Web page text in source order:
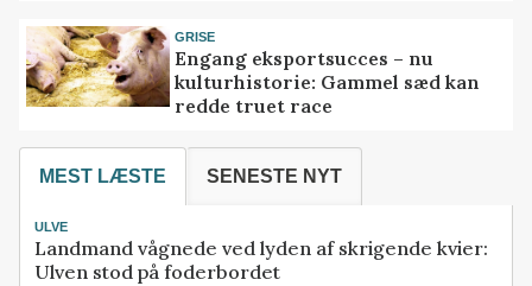
GRISE
Engang eksportsucces – nu
kulturhistorie: Gammel sæd kan
redde truet race
MEST LÆSTE SENESTE NYT
ULVE
Landmand vågnede ved lyden af skrigende kvier:
Ulven stod på foderbordet